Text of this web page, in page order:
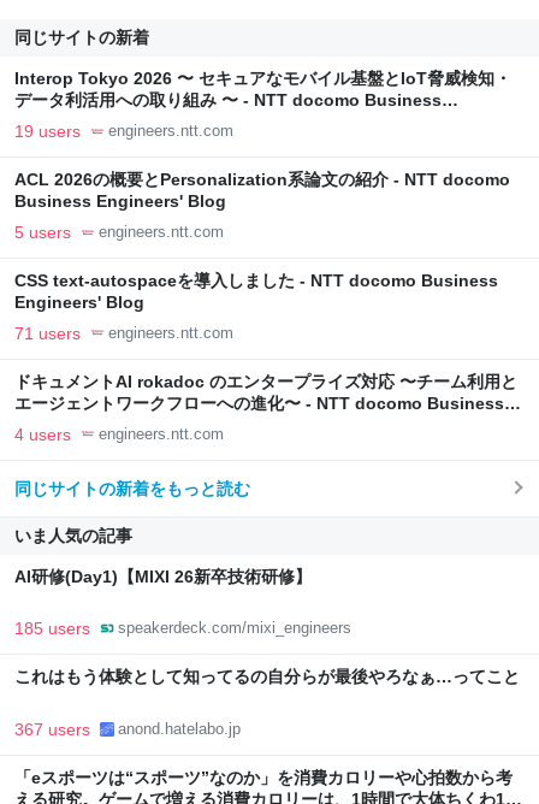
同じサイトの新着
Interop Tokyo 2026 〜 セキュアなモバイル基盤とIoT脅威検知・
データ利活用への取り組み 〜 - NTT docomo Business
Engineers' Blog
19 users engineers.ntt.com
ACL 2026の概要とPersonalization系論文の紹介 - NTT docomo
Business Engineers' Blog
5 users engineers.ntt.com
CSS text-autospaceを導入しました - NTT docomo Business
Engineers' Blog
71 users engineers.ntt.com
ドキュメントAI rokadoc のエンタープライズ対応 〜チーム利用と
エージェントワークフローへの進化〜 - NTT docomo Business
Engineers' Blog
4 users engineers.ntt.com
同じサイトの新着をもっと読む
いま人気の記事
AI研修(Day1)【MIXI 26新卒技術研修】
185 users speakerdeck.com/mixi_engineers
これはもう体験として知ってるの自分らが最後やろなぁ…ってこと
367 users anond.hatelabo.jp
「eスポーツは“スポーツ”なのか」を消費カロリーや心拍数から考
える研究。ゲームで増える消費カロリーは、1時間で大体ちくわ1本